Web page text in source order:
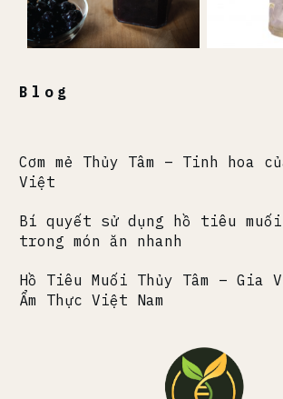
Blog
Cơm mẻ Thủy Tâm – Tinh hoa
Việt
Bí quyết sử dụng hồ tiêu muối
trong món ăn nhanh
Hồ Tiêu Muối Thủy Tâm – Gia
Ẩm Thực Việt Nam